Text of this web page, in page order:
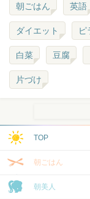
朝ごはん 英語
ダイエット ピ
白菜 豆腐
片づけ
TOP
朝ごはん
朝美人